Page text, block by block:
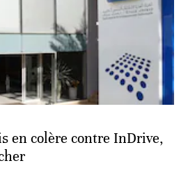
en colère contre InDrive,